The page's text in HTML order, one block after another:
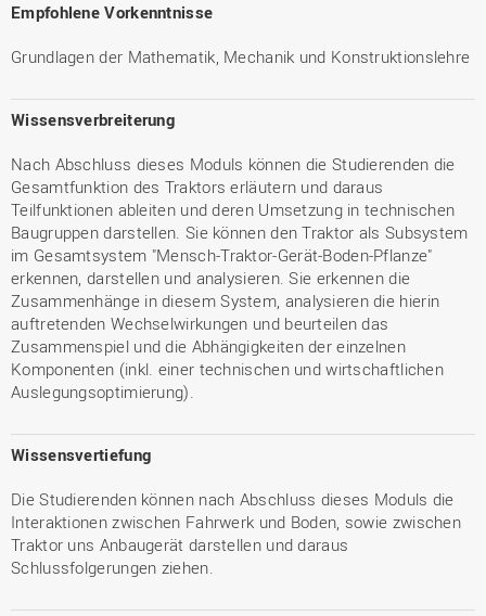
Empfohlene Vorkenntnisse
Grundlagen der Mathematik, Mechanik und Konstruktionslehre
Wissensverbreiterung
Nach Abschluss dieses Moduls können die Studierenden die
Gesamtfunktion des Traktors erläutern und daraus
Teilfunktionen ableiten und deren Umsetzung in technischen
Baugruppen darstellen. Sie können den Traktor als Subsystem
im Gesamtsystem "Mensch-Traktor-Gerät-Boden-Pflanze"
erkennen, darstellen und analysieren. Sie erkennen die
Zusammenhänge in diesem System, analysieren die hierin
auftretenden Wechselwirkungen und beurteilen das
Zusammenspiel und die Abhängigkeiten der einzelnen
Komponenten (inkl. einer technischen und wirtschaftlichen
Auslegungsoptimierung).
Wissensvertiefung
Die Studierenden können nach Abschluss dieses Moduls die
Interaktionen zwischen Fahrwerk und Boden, sowie zwischen
Traktor uns Anbaugerät darstellen und daraus
Schlussfolgerungen ziehen.